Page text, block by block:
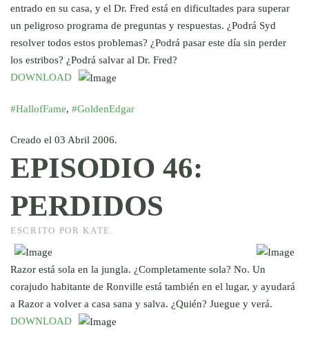
entrado en su casa, y el Dr. Fred está en dificultades para superar
un peligroso programa de preguntas y respuestas. ¿Podrá Syd
resolver todos estos problemas? ¿Podrá pasar este día sin perder
los estribos? ¿Podrá salvar al Dr. Fred?
DOWNLOAD
#HallofFame, #GoldenEdgar
Creado el 03 Abril 2006.
EPISODIO 46:
PERDIDOS
ESCRITO POR KATE.
Razor está sola en la jungla. ¿Completamente sola? No. Un
corajudo habitante de Ronville está también en el lugar, y ayudará
a Razor a volver a casa sana y salva. ¿Quién? Juegue y verá.
DOWNLOAD